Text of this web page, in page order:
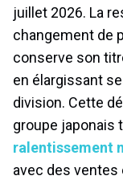
juillet 2026. La
changement de
conserve son
en élargissant
division. Cette
groupe japonais
ralentissement
avec des